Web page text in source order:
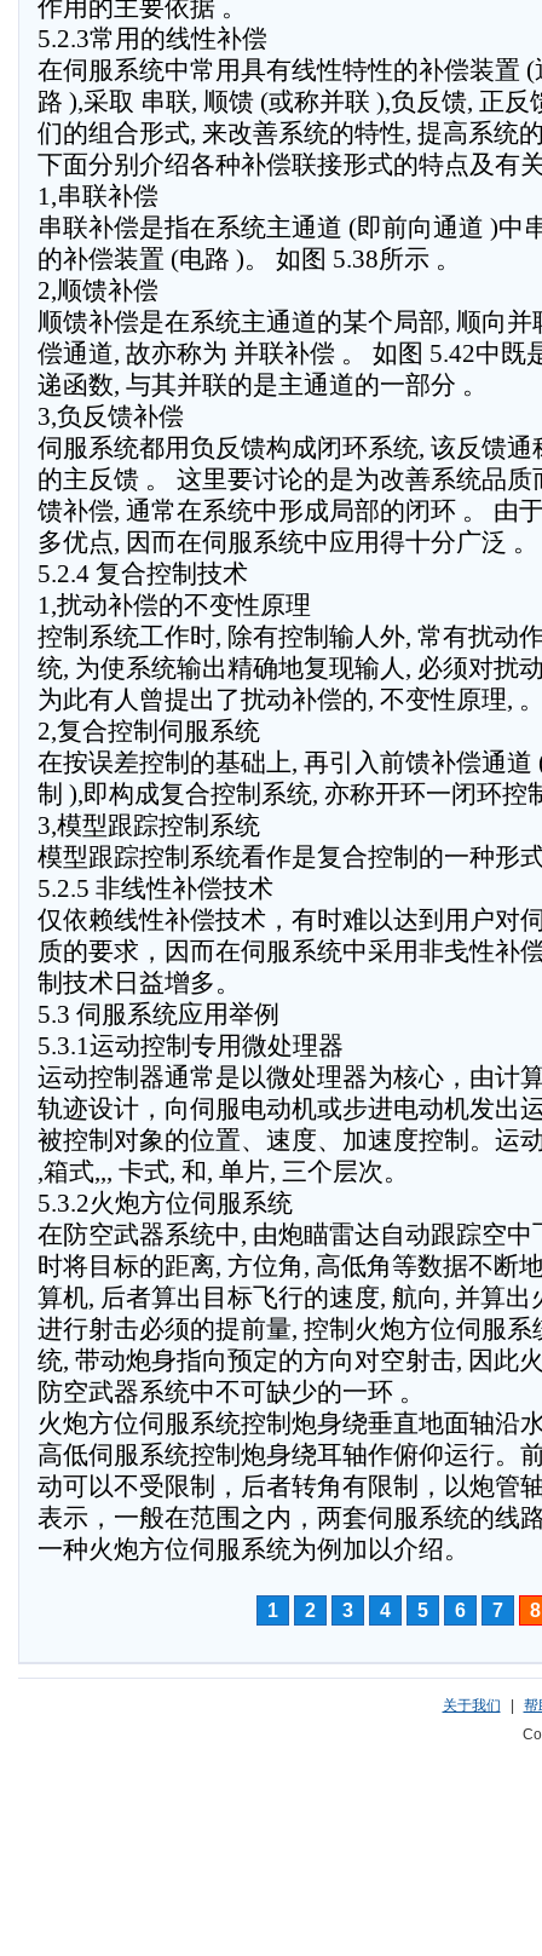
作用的主要依据 。
5.2.3常用的线性补偿
在伺服系统中常用具有线性特性的补偿装置
路 ),采取 串联, 顺馈 (或称并联 ),负反馈, 正反
们的组合形式, 来改善系统的特性, 提高系统
下面分别介绍各种补偿联接形式的特点及有
1,串联补偿
串联补偿是指在系统主通道 (即前向通道 )中
的补偿装置 (电路 )。 如图 5.38所示 。
2,顺馈补偿
顺馈补偿是在系统主通道的某个局部, 顺向并
偿通道, 故亦称为 并联补偿 。 如图 5.42中既
递函数, 与其并联的是主通道的一部分 。
3,负反馈补偿
伺服系统都用负反馈构成闭环系统, 该反馈通
的主反馈 。 这里要讨论的是为改善系统品质
馈补偿, 通常在系统中形成局部的闭环 。 由
多优点, 因而在伺服系统中应用得十分广泛 。
5.2.4 复合控制技术
1,扰动补偿的不变性原理
控制系统工作时, 除有控制输人外, 常有扰动
统, 为使系统输出精确地复现输人, 必须对扰
为此有人曾提出了扰动补偿的, 不变性原理,
2,复合控制伺服系统
在按误差控制的基础上, 再引入前馈补偿通道
制 ),即构成复合控制系统, 亦称开环一闭环控
3,模型跟踪控制系统
模型跟踪控制系统看作是复合控制的一种形
5.2.5 非线性补偿技术
仅依赖线性补偿技术，有时难以达到用户对
质的要求，因而在伺服系统中采用非戋性补
制技术日益增多。
5.3 伺服系统应用举例
5.3.1运动控制专用微处理器
运动控制器通常是以微处理器为核心，由计
轨迹设计，向伺服电动机或步进电动机发出
被控制对象的位置、速度、加速度控制。运
,箱式,,, 卡式, 和, 单片, 三个层次。
5.3.2火炮方位伺服系统
在防空武器系统中, 由炮瞄雷达自动跟踪空中
时将目标的距离, 方位角, 高低角等数据不断
算机, 后者算出目标飞行的速度, 航向, 并算出
进行射击必须的提前量, 控制火炮方位伺服系
统, 带动炮身指向预定的方向对空射击, 因此
防空武器系统中不可缺少的一环 。
火炮方位伺服系统控制炮身绕垂直地面轴沿
高低伺服系统控制炮身绕耳轴作俯仰运行。
动可以不受限制，后者转角有限制，以炮管
表示，一般在范围之内，两套伺服系统的线
一种火炮方位伺服系统为例加以介绍。
1 2 3 4 5 6 7 8
关于我们
帮